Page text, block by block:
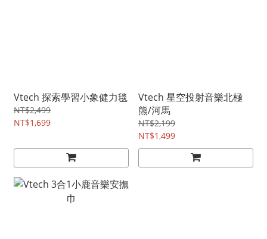
Vtech 探索學習小象健力毯
NT$2,499
NT$1,699
Vtech 星空投射音樂北極
熊/河馬
NT$2,199
NT$1,499